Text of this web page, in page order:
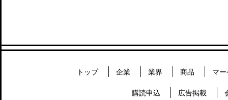
トップ 企業 業界 商品 マ
購読申込 広告掲載